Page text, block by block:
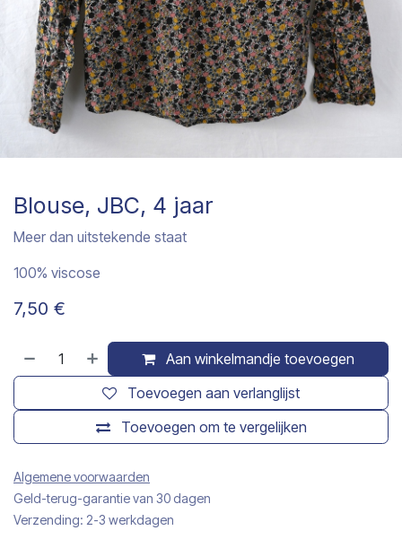
Blouse, JBC, 4 jaar
Meer dan uitstekende staat
100% viscose
7,50 €
Aan winkelmandje toevoegen
Toevoegen om te vergelijken
Toevoegen aan verlanglijst
Algemene voorwaarden
Geld-terug-garantie van 30 dagen
Verzending: 2-3 werkdagen